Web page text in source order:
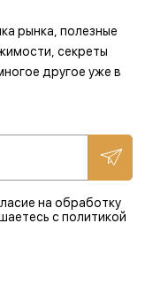
рынка, полезные
секреты
другое уже в
на обработку
с политикой